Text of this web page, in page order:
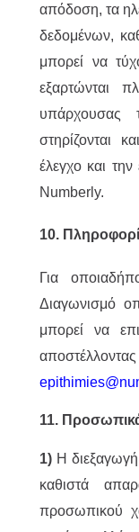
απόδοση, τα
δεδομένων,
μπορεί να
εξαρτώνται
υπάρχουσας
στηρίζονται
έλεγχο και
Numberly.
10.
Για
Διαγωνισμό
μπορεί να
11.
1) Η
καθιστά
προσωπικού